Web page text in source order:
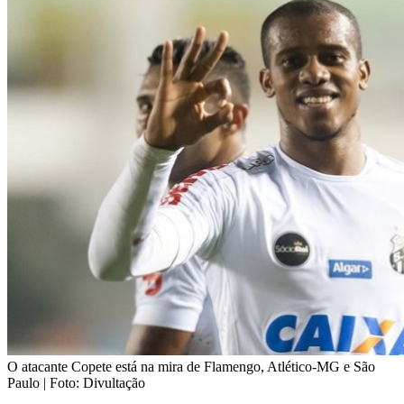
O atacante Copete está na mira de Flamengo, Atlético-MG e São
Paulo | Foto: Divultação